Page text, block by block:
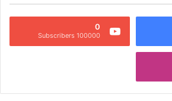
0
100000 Subscribers